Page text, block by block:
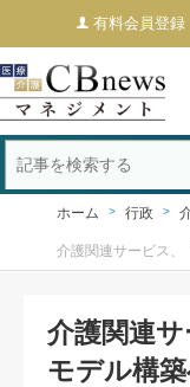
有料会員登録
ホーム 行政
介護関連サービス、
介護関連サ
モデル構